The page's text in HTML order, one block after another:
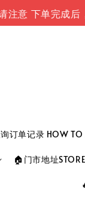
单完成后，请
订单记录 HOW TO
🏠门市地址